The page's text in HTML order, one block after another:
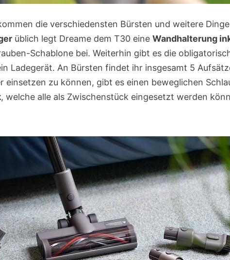
die verschiedensten Bürsten und weitere
üblich legt Dreame dem T30 eine Wandhalterung
Schablone bei. Weiterhin gibt es die
Ladegerät. An Bürsten findet ihr insgesamt 5
einsetzen zu können, gibt es einen beweglichen
, welche alle als Zwischenstück eingesetzt werden